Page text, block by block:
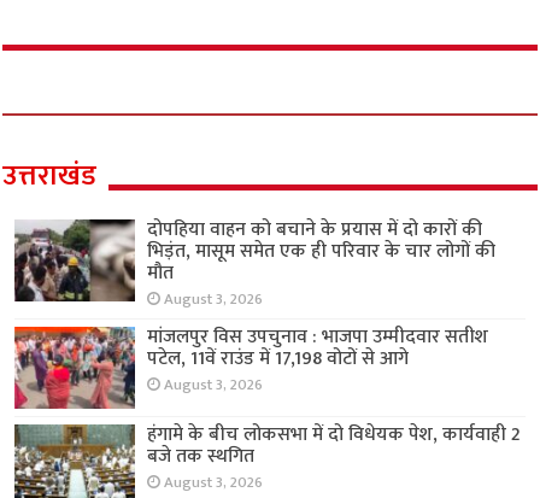
उत्तराखंड
दोपहिया वाहन को बचाने के प्रयास में दो कारों की
भिड़ंत, मासूम समेत एक ही परिवार के चार लोगों की
मौत
August 3, 2026
मांजलपुर विस उपचुनाव : भाजपा उम्मीदवार सतीश
पटेल, 11वें राउंड में 17,198 वोटों से आगे
August 3, 2026
हंगामे के बीच लोकसभा में दो विधेयक पेश, कार्यवाही 2
बजे तक स्थगित
August 3, 2026